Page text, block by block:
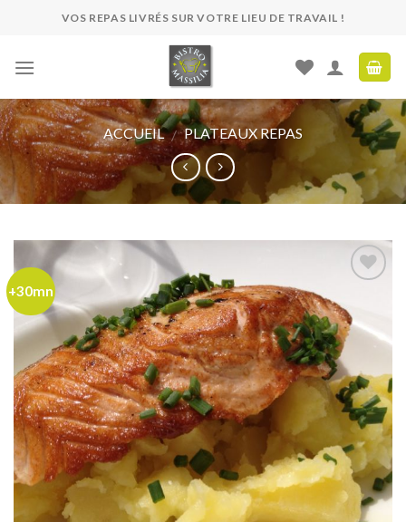
VOS REPAS LIVRÉS SUR VOTRE LIEU DE TRAVAIL !
ACCUEIL / PLATEAUX REPAS
+30mn
à ma
liste de
souhaits